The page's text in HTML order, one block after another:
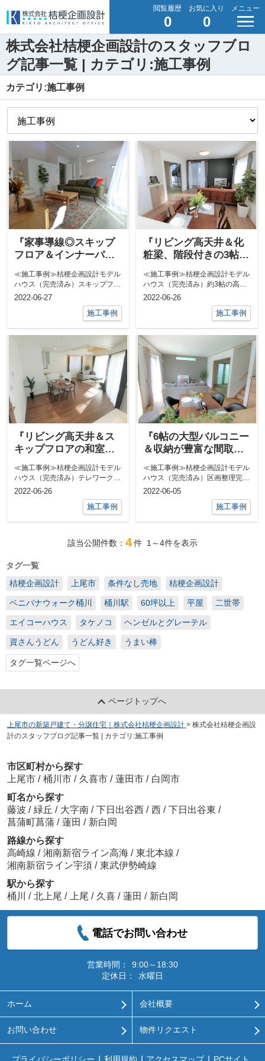
閲覧履歴
0
お気に入り
0
メニュー
株式会社桔梗企画設計のスタッフブロ
グ記事一覧 | カテゴリ:施工事例
カテゴリ:施工事例
『家事導線◎スキップ
フロア＆インナーバル
≪施工事例≫桔梗企画設計モデル
ハウス（完売済み）スキップフロ
アのあるリビングテレワークやお
2022-06-27
施工事例
『リビング高天井＆化
粧梁、階段付きの3帖ロ
≪施工事例≫桔梗企画設計モデル
ハウス（完売済み）約3帖の高天
井でリビングに日差しを小物など
2022-06-26
施工事例
『リビング高天井＆ス
キップフロアの和室、
テラスのある家』
≪施工事例≫桔梗企画設計モデル
ハウス（完売済み）テレワーク対
応 スキップフロアの和室陽当た
2022-06-26
施工事例
『6帖の大型バルコニー
＆収納が豊富な間取
り』
≪施工事例≫桔梗企画設計モデル
ハウス（完売済み）区画整理完了
地内の「桶川市坂田西」に建てら
2022-06-05
施工事例
該当公開件数： 4件 1～4件を表示
タグ一覧
桔梗企画設計
上尾市 条件なし売地 桔梗企画設計
ベニバナウォーク桶川 桶川駅 60坪以上 平屋 二世帯
エイコーハウス タケノコ ヘンゼルとグレーテル
資さんうどん うどん好き うまい棒
タグ一覧ページへ
ページトップへ
上尾市の新築戸建て・分譲住宅｜株式会社桔梗企画設計 > 株式会社桔梗企画設
計のスタッフブログ記事一覧 | カテゴリ:施工事例
市区町村から探す
上尾市 / 桶川市 / 久喜市 / 蓮田市 / 白岡市
町名から探す
藤波 / 緑丘 / 大字南 / 下日出谷西 / 西 / 下日出谷東 /
菖蒲町菖蒲 / 蓮田 / 新白岡
路線から探す
高崎線 / 湘南新宿ライン高海 / 東北本線 /
湘南新宿ライン宇須 / 東武伊勢崎線
駅から探す
桶川
/ 北上尾 / 上尾 / 久喜 / 蓮田 / 新白岡
電話でお問い合わせ
営業時間：
9:00～18:30
定休日：
水曜日
ホーム 会社概要
お問い合わせ 物件リクエスト